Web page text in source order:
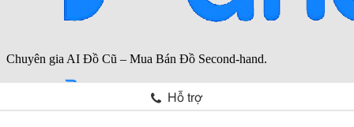
Hỗ trợ